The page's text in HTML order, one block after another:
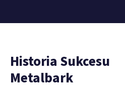
Historia Sukcesu
Metalbark